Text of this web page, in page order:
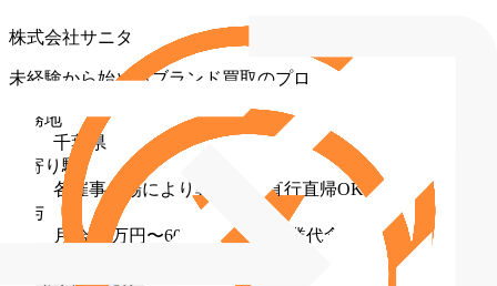
株式会社サニタ
未経験から始めるブランド買取のプロ
勤務地
千葉県
最寄り駅
各催事会場により異なる（直行直帰OK）
給与
月給 30万円〜60万円（固定残業代含む）